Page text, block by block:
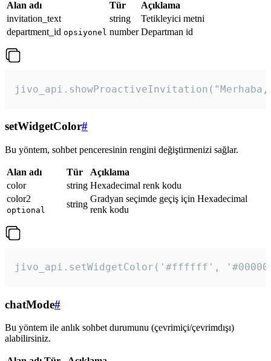
Alan adı Tür
Açıklama
invitation_text
string
Tetikleyici metni
department_id opsiyonel number Departman id
setWidgetColor#
Bu yöntem, sohbet penceresinin rengini değiştirmenizi sağlar.
Alan adı Tür
Açıklama
color
string Hexadecimal renk kodu
color2
optional
string
Gradyan seçimde geçiş için Hexadecimal
renk kodu
jivo_api.setWidgetColor('#ffffff',
chatMode#
Bu yöntem ile anlık sohbet durumunu (çevrimiçi/çevrimdışı)
alabilirsiniz.